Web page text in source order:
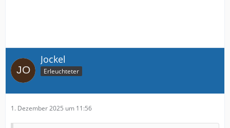
Jockel
Erleuchteter
1. Dezember 2025 um 11:56